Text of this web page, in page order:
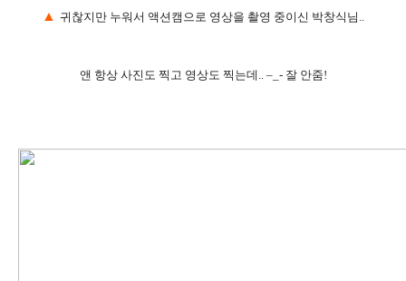
▲ 귀찮지만 누워서 액션캠으로 영상을 촬영 중이신 박창식님..
앤 항상 사진도 찍고 영상도 찍는데.. –_- 잘 안줌!